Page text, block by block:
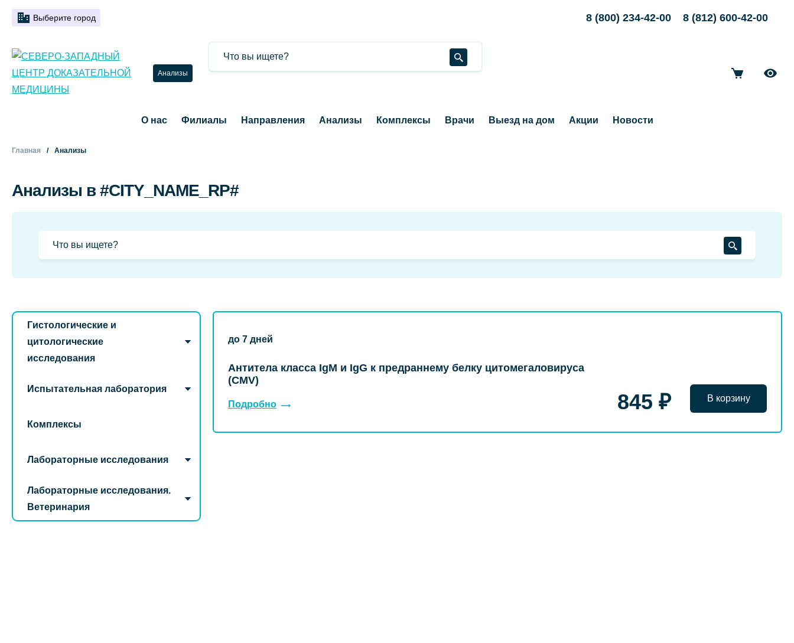
Выберите город 8 (800) 234-42-00 8 (812) 600-42-00
Анализы
О нас Филиалы Направления Анализы Комплексы Врачи Выезд на дом Акции Новости
Главная Анализы
Анализы в #CITY_NAME_RP#
Гистологические и
цитологические
исследования
Испытательная лаборатория
Комплексы
Лабораторные исследования
Лабораторные исследования.
Ветеринария
до 7 дней
Антитела класса IgM и IgG к предраннему белку цитомегаловируса
(CMV)
Подробно 845 ₽ В корзину